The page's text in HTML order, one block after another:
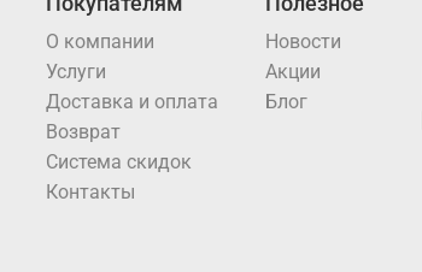
О компании
Услуги
Доставка и оплата
Возврат
Система скидок
Контакты
Новости
Акции
Блог